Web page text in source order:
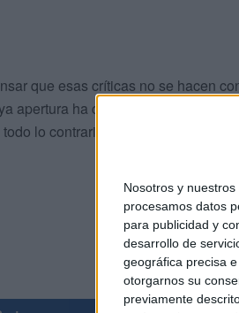
Nosotros y nuestros
procesamos datos
para publicidad y
desarrollo de
geográfica precisa
otorgarnos su
previamente
que esas críticas no se hacen
apertura ha costado mucho
lo contrario.